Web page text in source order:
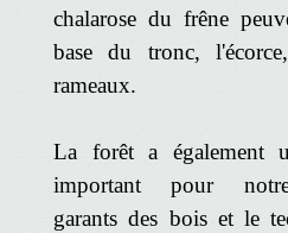
chalarose du frêne
base du tronc,
rameaux.
La forêt a également
important pour
garants des bois et le